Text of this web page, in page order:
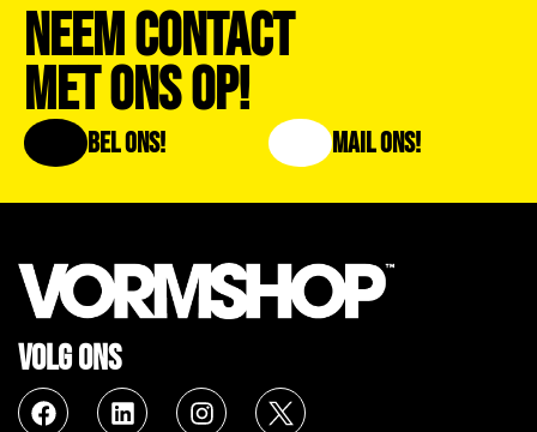
Neem Contact
Met Ons Op!
Bel Ons! Mail Ons!
VOLG ONS